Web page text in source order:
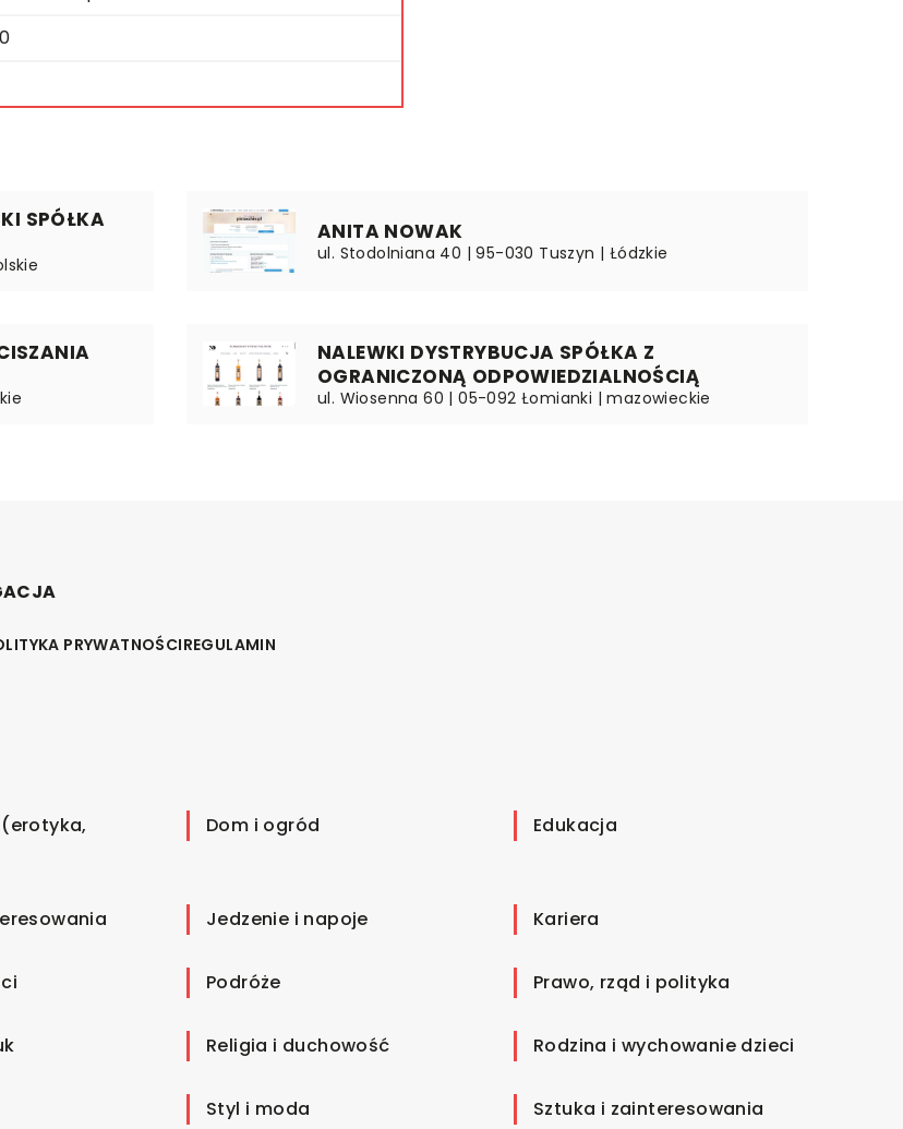
SPÓŁKA
ANITA NOWAK
ul. Stodolniana 40 | 95-030 Tuszyn | Łódzkie
NALEWKI DYSTRYBUCJA SPÓŁKA Z
OGRANICZONĄ ODPOWIEDZIALNOŚCIĄ
ul. Wiosenna 60 | 05-092 Łomianki | mazowieckie
PRYWATNOŚCIREGULAMIN
Dom i ogród Edukacja
Jedzenie i napoje Kariera
Podróże Prawo, rząd i polityka
Religia i duchowość Rodzina i wychowanie dzieci
Styl i moda Sztuka i zainteresowania